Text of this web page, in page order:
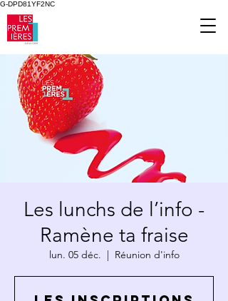
G-DPD81YF2NC
Les lunchs de l’info -
Ramène ta fraise
lun. 05 déc.
  |
Réunion d'info